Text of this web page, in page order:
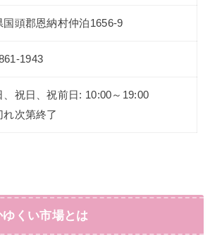
国頭郡恩納村仲泊1656-9
1943
、祝日、祝前日: 10:00～19:00
次第終了
くい市場とは